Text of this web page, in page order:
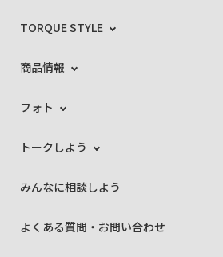
TORQUE STYLE
商品情報
フォト
トークしよう
みんなに相談しよう
よくある質問・お問い合わせ